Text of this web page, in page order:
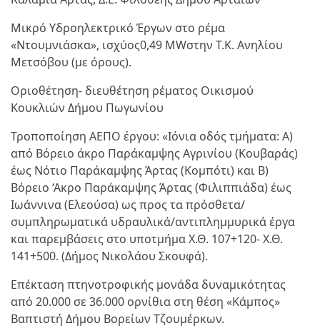
Μικρό Υδροηλεκτρικό Έργων στο ρέμα
«Ντουμνιάσκα», ισχύος0,49 ΜWστην Τ.Κ. Ανηλίου
Μετσόβου (με όρους).
Οριοθέτηση- διευθέτηση ρέματος Οικισμού
Κουκλιών Δήμου Πωγωνίου
Τροποποίηση ΑΕΠΟ έργου: «Ιόνια οδός τμήματα: Α)
από Βόρειο άκρο Παράκαμψης Αγρινίου (Κουβαράς)
έως Νότιο Παράκαμψης Άρτας (Κομπότι) και Β)
Βόρειο ‘Ακρο Παράκαμψης Άρτας (Φιλιππιάδα) έως
Ιωάννινα (Ελεούσα) ως προς τα πρόσθετα/
συμπληρωματικά υδραυλικά/αντιπλημμυρικά έργα
και παρεμβάσεις στο υποτμήμα Χ.Θ. 107+120- Χ.Θ.
141+500. (Δήμος Νικολάου Σκουφά).
Επέκταση πτηνοτροφικής μονάδα δυναμικότητας
από 20.000 σε 36.000 ορνίθια στη θέση «Κάμπος»
Βαπτιστή Δήμου Βορείων Τζουμέρκων.